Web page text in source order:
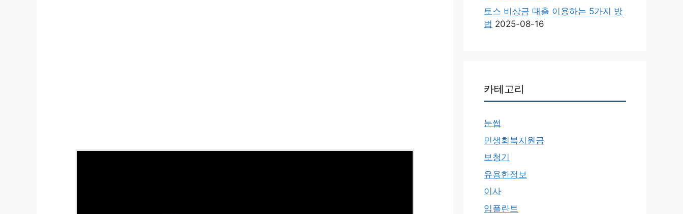
토스 비상금 대출 이용하는 5가지 방
법 2025-08-16
카테고리
눈썹
민생회복지원금
보청기
유용한정보
이사
임플란트